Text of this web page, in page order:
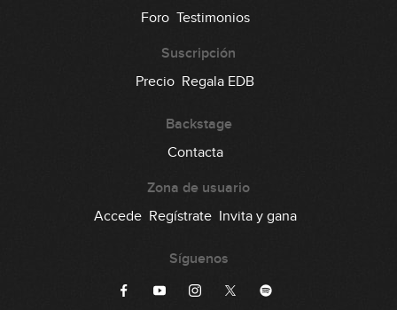
Foro Testimonios
Suscripción
Precio Regala EDB
Backstage
Contacta
Zona de usuario
Accede Regístrate Invita y gana
Síguenos